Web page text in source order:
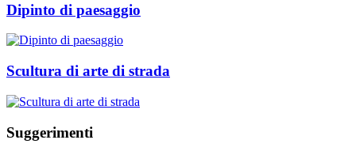
Dipinto di paesaggio
Scultura di arte di strada
Suggerimenti